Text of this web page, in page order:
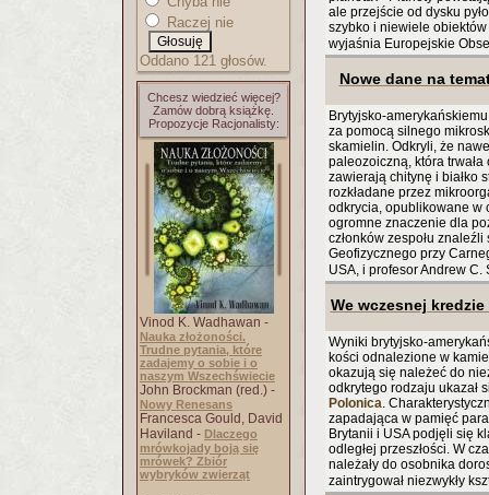
Raczej nie
Oddano 121 głosów.
Chcesz wiedzieć więcej?
Zamów dobrą książkę.
Propozycje Racjonalisty:
Vinod K. Wadhawan -
Nauka złożoności.
Trudne pytania, które
zadajemy o sobie i o
naszym Wszechświecie
John Brockman (red.) -
Nowy Renesans
Francesca Gould, David
Haviland - Dlaczego
mrówkojady boją się
mrówek? Zbiór
wybryków zwierząt
ale przejście od dysku
szybko i niewiele
wyjaśnia Europejskie
Nowe dane na
Brytyjsko-
za pomocą silnego
skamielin. Odkryli, że
paleozoiczną, która
zawierają chitynę i białko
rozkładane przez
odkrycia, opublikowane w
ogromne znaczenie dla
członków zespołu
Geofizycznego przy
USA, i profesor Andrew C.
We wczesnej
Wyniki brytyjsko-
kości odnalezione w
okazują się należeć do
odkrytego rodzaju ukazał
Polonica.
zapadająca w pamięć
Brytanii i USA podjęli się
odległej przeszłości. W
należały do osobnika
zaintrygował niezwykły